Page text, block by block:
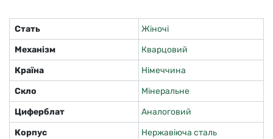
Стать
Жіночі
Механізм
Кварцовий
Країна
Німеччина
Скло
Мінеральне
Циферблат
Аналоговий
Корпус
Нержавіюча сталь